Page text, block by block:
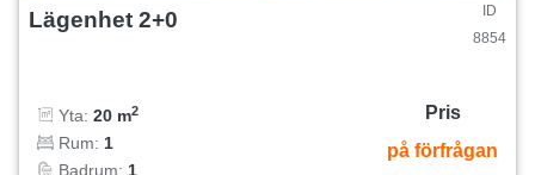
Lägenhet 2+0
ID
8854
Yta: 20 m2
Rum: 1
Badrum: 1
Pris
på förfrågan